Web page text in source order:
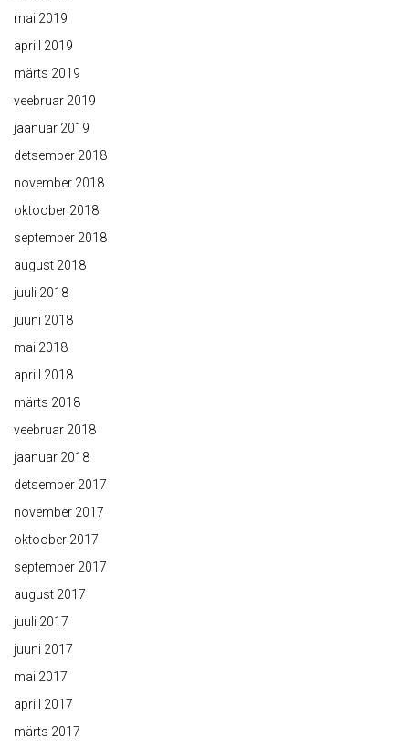
mai 2019
aprill 2019
märts 2019
veebruar 2019
jaanuar 2019
detsember 2018
november 2018
oktoober 2018
september 2018
august 2018
juuli 2018
juuni 2018
mai 2018
aprill 2018
märts 2018
veebruar 2018
jaanuar 2018
detsember 2017
november 2017
oktoober 2017
september 2017
august 2017
juuli 2017
juuni 2017
mai 2017
aprill 2017
märts 2017